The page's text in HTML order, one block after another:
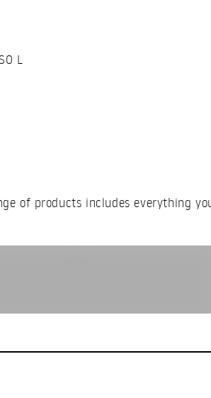
of products includes everything
Stoves